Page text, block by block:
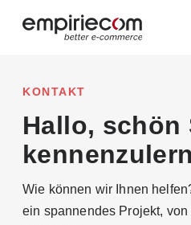
KONTAKT
Hallo, schön
Wie können wir Ihnen
ein spannendes Projekt,